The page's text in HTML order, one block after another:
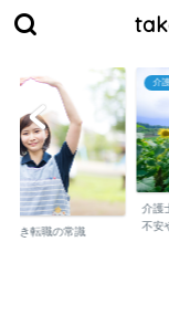
べき転職の常識
介
介護
不安